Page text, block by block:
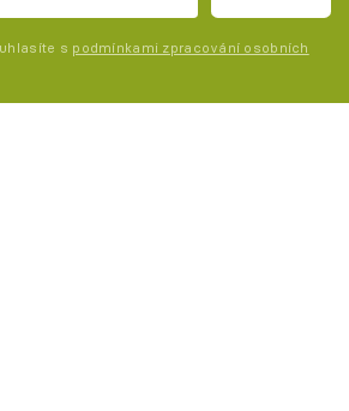
s podmínkami zpracování osobních